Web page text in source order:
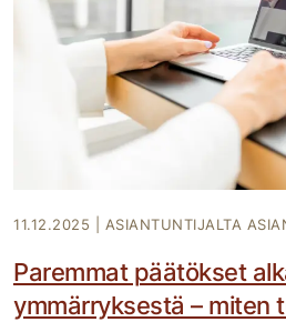
11.12.2025 ASIANTUNTIJALTA
Paremmat päätökset
ymmärryksestä – miten